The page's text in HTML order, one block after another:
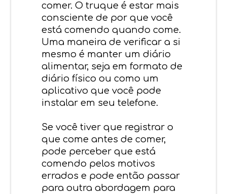
comer. O truque é estar mais
consciente de por que você
está comendo quando come.
Uma maneira de verificar a si
mesmo é manter um diário
alimentar, seja em formato de
diário físico ou como um
aplicativo que você pode
instalar em seu telefone.
Se você tiver que registrar o
que come antes de comer,
pode perceber que está
comendo pelos motivos
errados e pode então passar
para outra abordagem para